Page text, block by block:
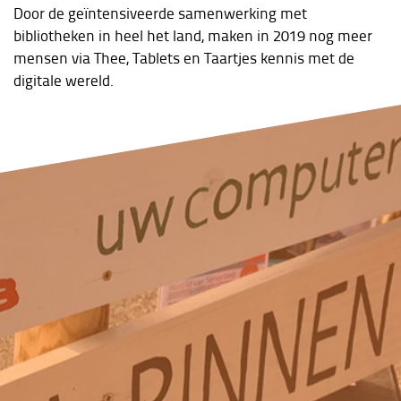
Door de geïntensiveerde samenwerking met
bibliotheken in heel het land, maken in 2019 nog meer
mensen via Thee, Tablets en Taartjes kennis met de
digitale wereld.